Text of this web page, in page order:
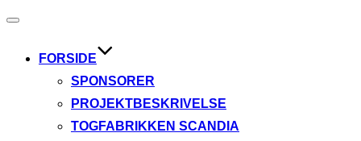
Slå
FORSIDE
SPONSORER
PROJEKTBESKRIVELSE
TOGFABRIKKEN SCANDIA